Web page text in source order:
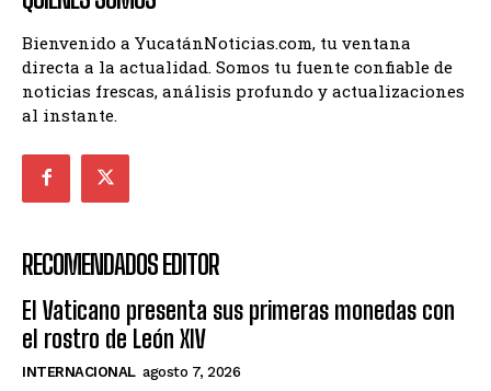
Bienvenido a YucatánNoticias.com, tu ventana
directa a la actualidad. Somos tu fuente confiable de
noticias frescas, análisis profundo y actualizaciones
al instante.
RECOMENDADOS EDITOR
El Vaticano presenta sus primeras monedas con
el rostro de León XIV
INTERNACIONAL agosto 7, 2026